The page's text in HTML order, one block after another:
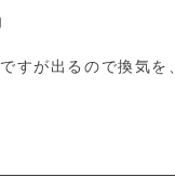
すが出るので換気を